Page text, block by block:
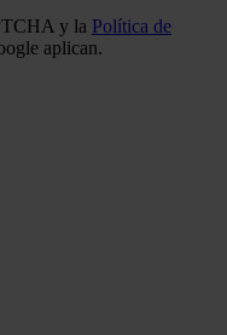
y la Política de
aplican.